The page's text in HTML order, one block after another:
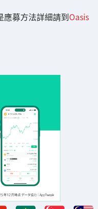
應募方法詳細請到Oasis